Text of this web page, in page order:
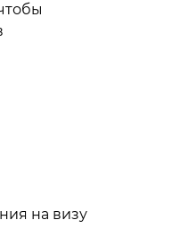
на визу